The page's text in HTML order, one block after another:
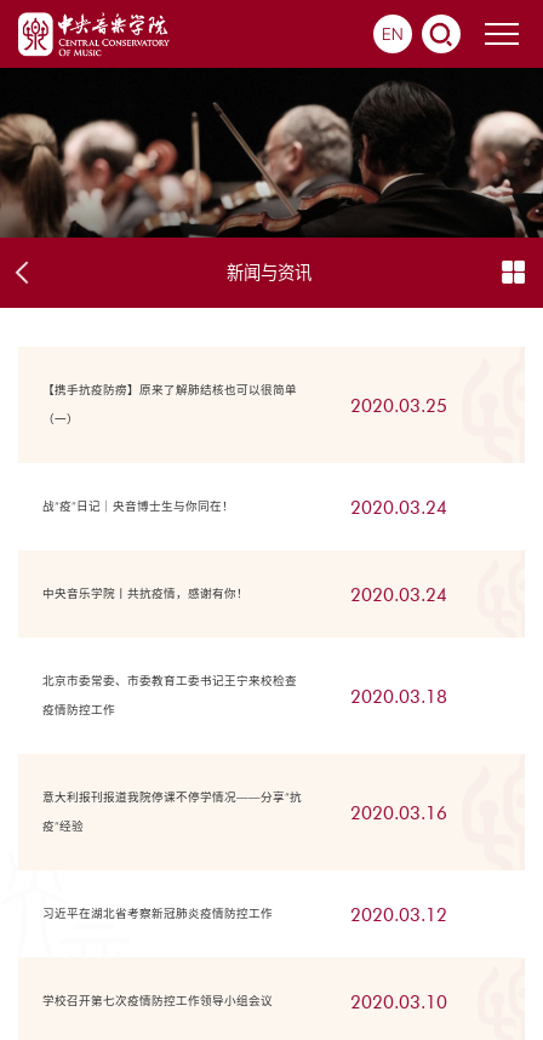
EN
新闻与资讯
【携手抗疫防痨】原来了解肺结核也可以很简单
（一）
2020.03.25
战“疫”日记｜央音博士生与你同在！ 2020.03.24
中央音乐学院丨共抗疫情，感谢有你！ 2020.03.24
北京市委常委、市委教育工委书记王宁来校检查
疫情防控工作
2020.03.18
意大利报刊报道我院停课不停学情况——分享“抗
疫”经验
2020.03.16
习近平在湖北省考察新冠肺炎疫情防控工作 2020.03.12
学校召开第七次疫情防控工作领导小组会议 2020.03.10